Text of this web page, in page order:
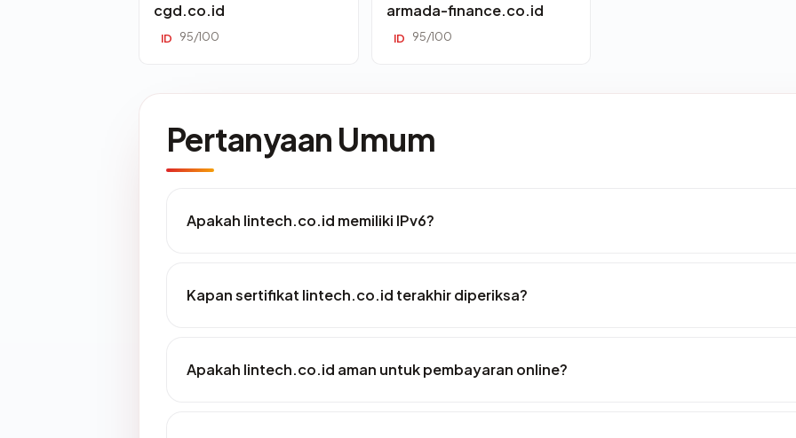
cgd.co.id
ID 95/100
armada-finance.co.id
ID 95/100
Pertanyaan Umum
Apakah lintech.co.id memiliki IPv6?
Kapan sertifikat lintech.co.id terakhir diperiksa?
Apakah lintech.co.id aman untuk pembayaran online?